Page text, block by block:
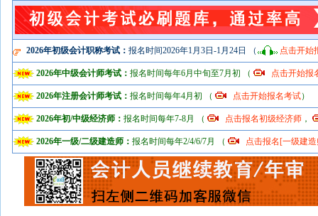
2026年初级会计职称考试：报名时间2026年1月3日-1月24日 （ 点击开始
2026年中级会计师考试：报名时间每年6月中旬至7月初 （ 点击开始报
2026年注册会计师考试：报名时间每年4月初 （ 点击开始报名考试）
2026年初/中级经济师：报名时间每年7-8月 （ 点击报名初级经济师 ，
2026年一级/二级建造师：报名时间每年2/4/6/7月 （ 点击报名[一级建